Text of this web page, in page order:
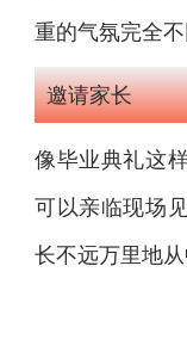
重的气氛完全不
邀请家长
像毕业典礼这
可以亲临现场
长不远万里地从